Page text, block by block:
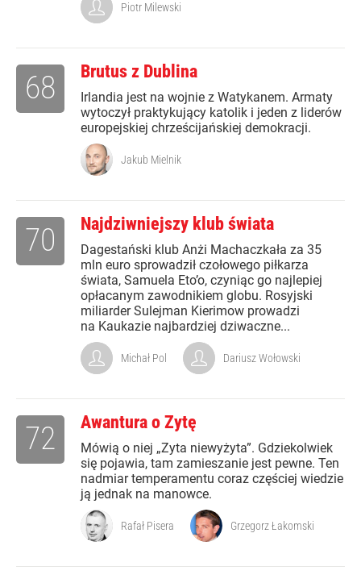
Piotr Milewski
Brutus z Dublina
Irlandia jest na wojnie z Watykanem. Armaty
wytoczył praktykujący katolik i jeden z liderów
europejskiej chrześcijańskiej demokracji.
68
Jakub Mielnik
Najdziwniejszy klub świata
Dagestański klub Anżi Machaczkała za 35
mln euro sprowadził czołowego piłkarza
świata, Samuela Eto’o, czyniąc go najlepiej
opłacanym zawodnikiem globu. Rosyjski
miliarder Sulejman Kierimow prowadzi
na Kaukazie najbardziej dziwaczne...
70
Michał Pol Dariusz Wołowski
Awantura o Zytę
Mówią o niej „Zyta niewyżyta”. Gdziekolwiek
się pojawia, tam zamieszanie jest pewne. Ten
nadmiar temperamentu coraz częściej wiedzie
ją jednak na manowce.
72
Rafał Pisera Grzegorz Łakomski